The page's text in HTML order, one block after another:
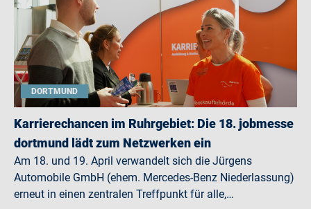
DORTMUND
Karrierechancen im Ruhrgebiet: Die 18. jobmesse
dortmund lädt zum Netzwerken ein
Am 18. und 19. April verwandelt sich die Jürgens
Automobile GmbH (ehem. Mercedes-Benz Niederlassung)
erneut in einen zentralen Treffpunkt für alle,…